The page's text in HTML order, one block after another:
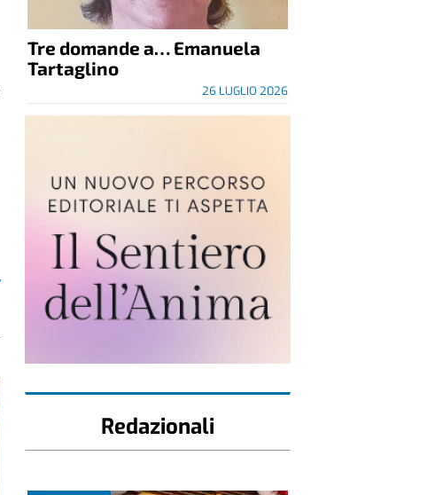
Tre domande a… Emanuela
Tartaglino
26 LUGLIO 2026
Redazionali